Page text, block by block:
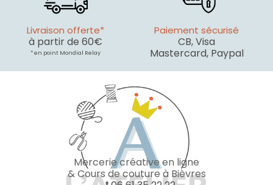
Livraison offerte*
à partir de 60€
* en point Mondial Relay
Paiement sécurisé
CB, Visa
Mastercard, Paypal
Mercerie créative en ligne
& Cours de couture à Bièvres